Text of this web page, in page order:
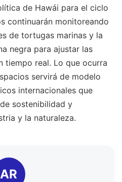
de Hawái para el ciclo
continuarán monitoreando
de tortugas marinas y la
negra para ajustar las
tiempo real. Lo que ocurra
servirá de modelo
internacionales que
sostenibilidad y
y la naturaleza.
AR